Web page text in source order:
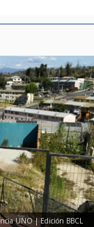
UNO | Edición BBCL